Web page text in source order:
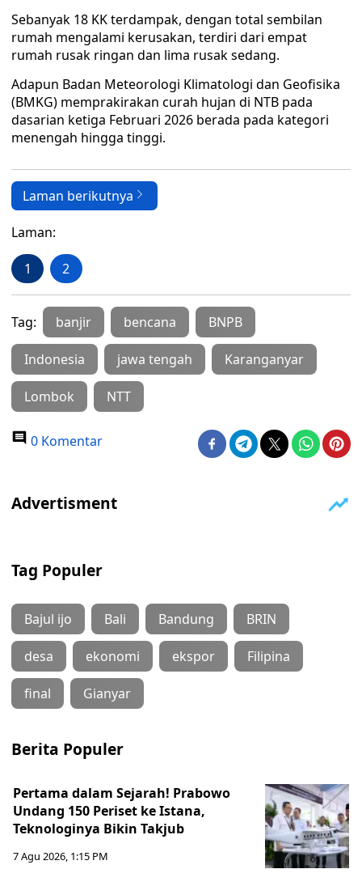
Sebanyak 18 KK terdampak, dengan total sembilan
rumah mengalami kerusakan, terdiri dari empat
rumah rusak ringan dan lima rusak sedang.
Adapun Badan Meteorologi Klimatologi dan Geofisika
(BMKG) memprakirakan curah hujan di NTB pada
dasarian ketiga Februari 2026 berada pada kategori
menengah hingga tinggi.
Laman berikutnya
Laman:
1 2
Tag: banjir bencana BNPB
Indonesia jawa tengah Karanganyar
Lombok NTT
0 Komentar
Tag Populer
Bajul ijo Bali Bandung BRIN
desa ekonomi ekspor Filipina
final Gianyar
Berita Populer
Pertama dalam Sejarah! Prabowo
Undang 150 Periset ke Istana,
Teknologinya Bikin Takjub
7 Agu 2026, 1:15 PM